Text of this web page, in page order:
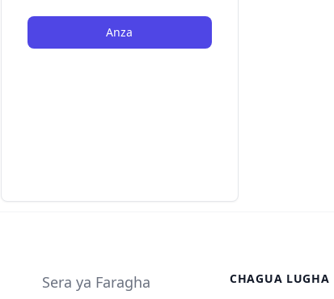
Anza
Sera ya Faragha
CHAGUA LUGHA